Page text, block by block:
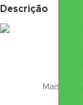
Descrição
Mais